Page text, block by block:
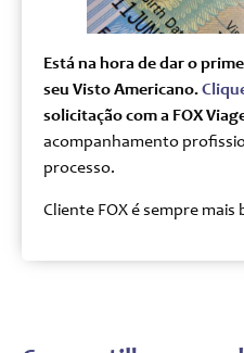
Está na hora de dar o
seu Visto Americano.
solicitação com a FOX
acompanhamento
processo.
Cliente FOX é sempre